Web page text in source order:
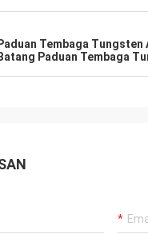
Paduan Tembaga Tungsten
Batang Paduan Tembaga